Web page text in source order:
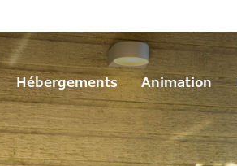
Hébergements Animation